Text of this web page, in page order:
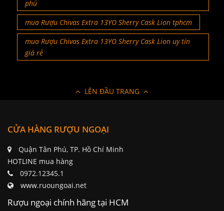
phú
mua Rượu Chivas Extra 13YO Sherry Cask Lion tphcm
mua Rượu Chivas Extra 13YO Sherry Cask Lion uy tín
giá rẻ
LÊN ĐẦU TRANG
CỬA HÀNG RƯỢU NGOẠI
Quận Tân Phú, TP. Hồ Chí Minh
HOTLINE mua hàng
0972.12345.1
www.ruoungoai.net
Rượu ngoại chính hãng tại HCM